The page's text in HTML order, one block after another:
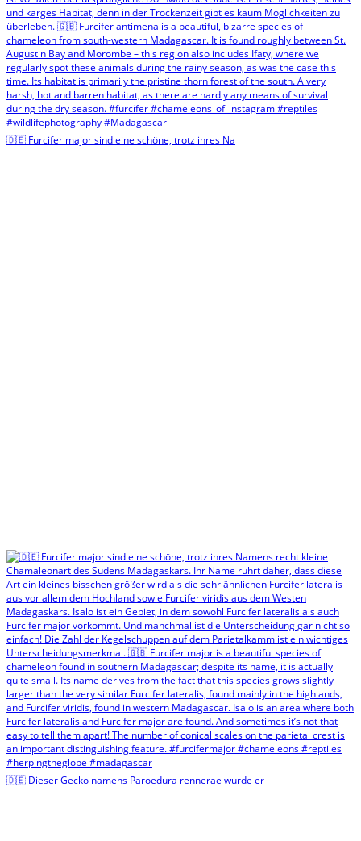
🇩🇪 Furcifer major sind eine schöne, trotz ihres Na
🇩🇪 Dieser Gecko namens Paroedura rennerae wurde er